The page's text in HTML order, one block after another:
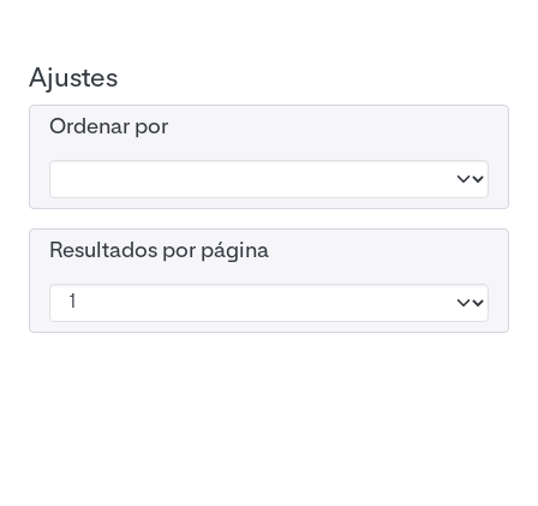
Ajustes
Ordenar por
Resultados por página